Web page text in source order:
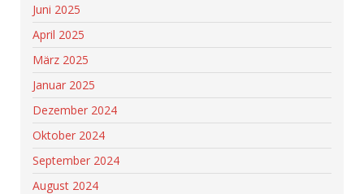
Juni 2025
April 2025
März 2025
Januar 2025
Dezember 2024
Oktober 2024
September 2024
August 2024